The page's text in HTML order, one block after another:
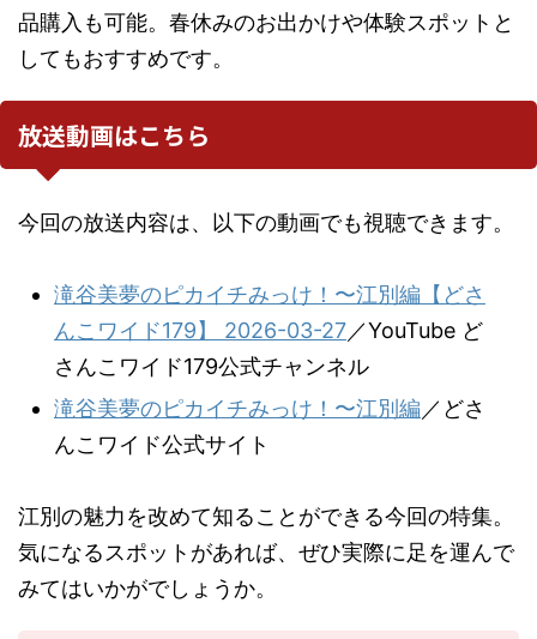
品購入も可能。春休みのお出かけや体験スポットと
してもおすすめです。
放送動画はこちら
今回の放送内容は、以下の動画でも視聴できます。
滝谷美夢のピカイチみっけ！〜江別編【どさ
んこワイド179】 2026-03-27／YouTube ど
さんこワイド179公式チャンネル
滝谷美夢のピカイチみっけ！〜江別編 ／どさ
んこワイド公式サイト
江別の魅力を改めて知ることができる今回の特集。
気になるスポットがあれば、ぜひ実際に足を運んで
みてはいかがでしょうか。